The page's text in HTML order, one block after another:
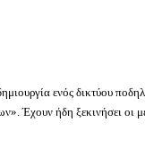
ενός δικτύου
Έχουν ήδη ξεκινήσει οι